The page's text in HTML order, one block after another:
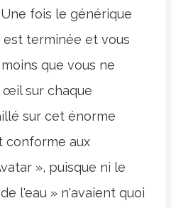
fois le générique
est terminée et vous
que vous ne
œil sur chaque
sur cet énorme
conforme aux
», puisque ni le
l'eau » n'avaient quoi